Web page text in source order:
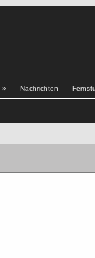
» Nachrichten